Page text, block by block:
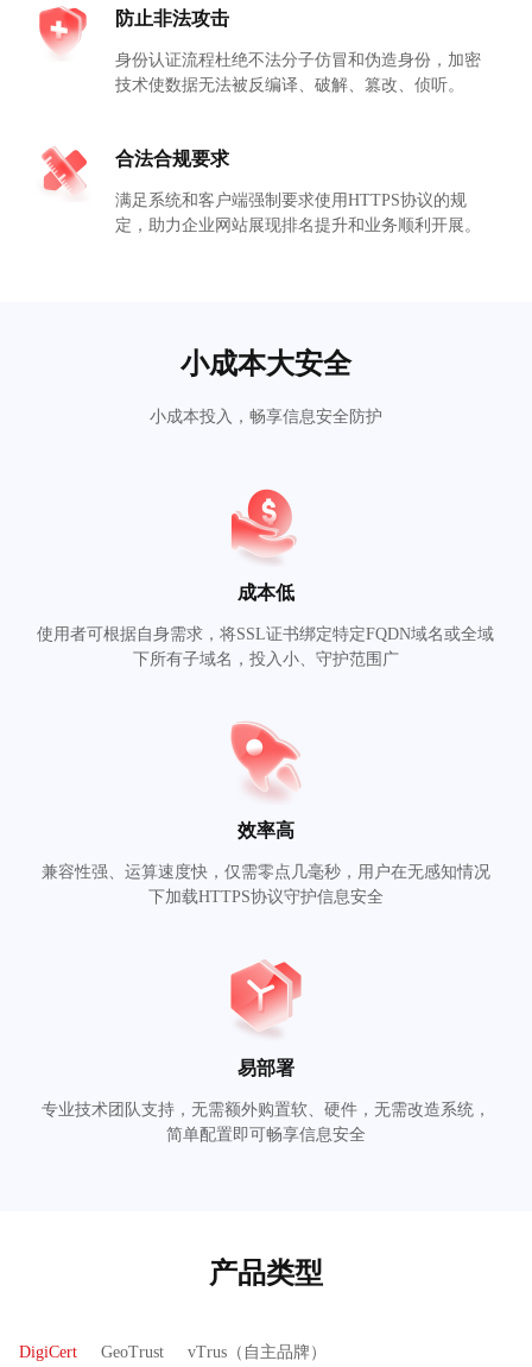
防止非法攻击
身份认证流程杜绝不法分子仿冒和伪造身份，加密
技术使数据无法被反编译、破解、篡改、侦听。
合法合规要求
满足系统和客户端强制要求使用HTTPS协议的规
定，助力企业网站展现排名提升和业务顺利开展。
小成本大安全
小成本投入，畅享信息安全防护
成本低
使用者可根据自身需求，将SSL证书绑定特定FQDN域名或全域
下所有子域名，投入小、守护范围广
效率高
兼容性强、运算速度快，仅需零点几毫秒，用户在无感知情况
下加载HTTPS协议守护信息安全
易部署
专业技术团队支持，无需额外购置软、硬件，无需改造系统，
简单配置即可畅享信息安全
产品类型
DigiCert GeoTrust vTrus（自主品牌）